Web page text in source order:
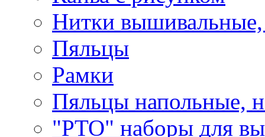
Нитки
Пяльцы
Рамки
Пяльцы напольные,
"РТО" наборы для